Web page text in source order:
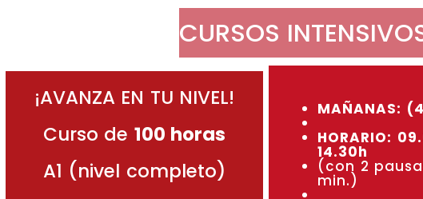
contenido
CURSOS
¡AVANZA EN TU NIVEL!
Curso de 100 horas
A1 (nivel completo)
MAÑANAS:
HORARIO:
14.30h
(con 2
min.)